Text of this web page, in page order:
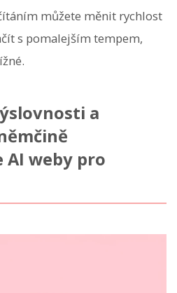
můžete měnit rychlost
s pomalejším tempem,
a
AI weby pro